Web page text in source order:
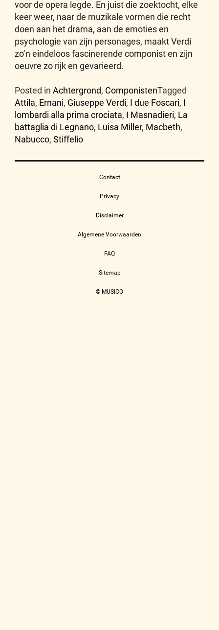
voor de opera legde. En juist die zoektocht, elke
keer weer, naar de muzikale vormen die recht
doen aan het drama, aan de emoties en
psychologie van zijn personages, maakt Verdi
zo’n eindeloos fascinerende componist en zijn
oeuvre zo rijk en gevarieerd.
Posted in Achtergrond, ComponistenTagged
Attila, Ernani, Giuseppe Verdi, I due Foscari, I
lombardi alla prima crociata, I Masnadieri, La
battaglia di Legnano, Luisa Miller, Macbeth,
Nabucco, Stiffelio
Contact
Privacy
Disclaimer
Algemene Voorwaarden
FAQ
Sitemap
© MUSICO